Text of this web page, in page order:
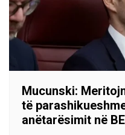
Mucunski:
të
anëtarësimit në BE